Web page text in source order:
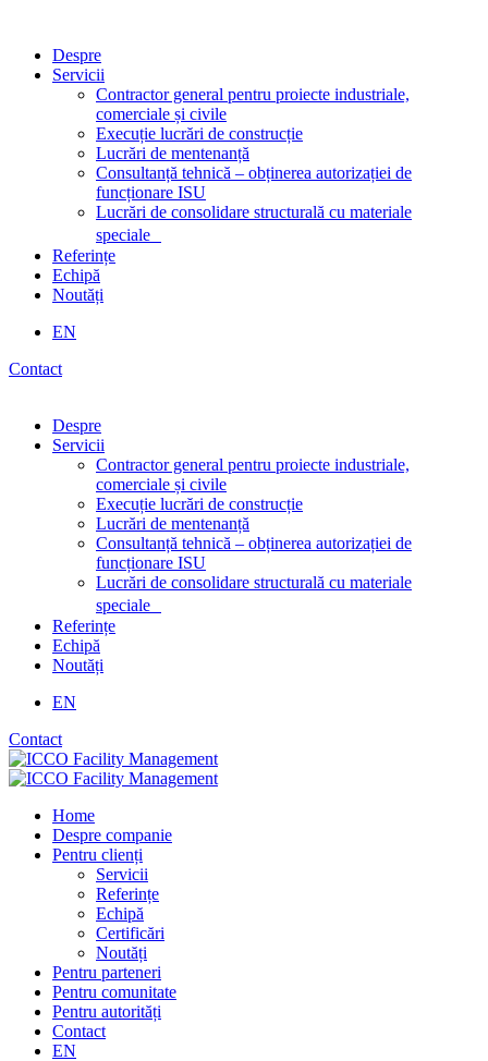
Despre
Servicii
Contractor general pentru proiecte industriale,
comerciale și civile
Execuție lucrări de construcție
Lucrări de mentenanță
Consultanță tehnică – obținerea autorizației de
funcționare ISU
Lucrări de consolidare structurală cu materiale
speciale
Referințe
Echipă
Noutăți
EN
Contact
Despre
Servicii
Contractor general pentru proiecte industriale,
comerciale și civile
Execuție lucrări de construcție
Lucrări de mentenanță
Consultanță tehnică – obținerea autorizației de
funcționare ISU
Lucrări de consolidare structurală cu materiale
speciale
Referințe
Echipă
Noutăți
EN
Contact
Home
Despre companie
Pentru clienți
Servicii
Referințe
Echipă
Certificări
Noutăți
Pentru parteneri
Pentru comunitate
Pentru autorități
Contact
EN